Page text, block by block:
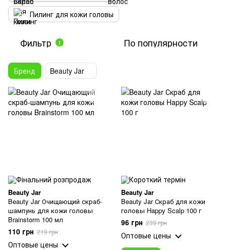
Пилинг для кожи головы
Фильтр 1 По популярности
Бренд Beauty Jar
Beauty Jar
Beauty Jar Очищающий скраб-
шампунь для кожи головы
Brainstorm 100 мл
110 грн 219 грн
Оптовые цены
Beauty Jar
Beauty Jar Скраб для кожи
головы Happy Scalp 100 г
96 грн 239 грн
Оптовые цены